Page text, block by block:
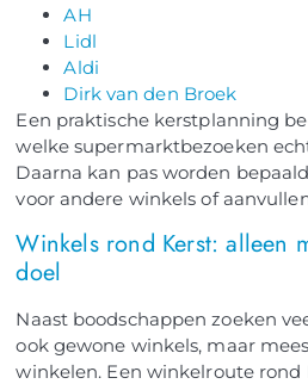
AH
Lidl
Aldi
Dirk van den Broek
Een praktische kerstplanning
welke supermarktbezoeken
Daarna kan pas worden
voor andere winkels of
Winkels rond Kerst: alleen
doel
Naast boodschappen zoeken
ook gewone winkels, maar
winkelen. Een winkelroute rond